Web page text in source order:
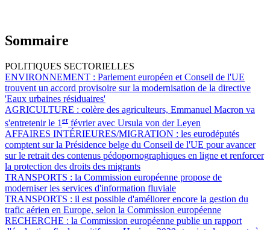
Sommaire
POLITIQUES SECTORIELLES
ENVIRONNEMENT : Parlement européen et Conseil de l'UE
trouvent un accord provisoire sur la modernisation de la directive
'Eaux urbaines résiduaires'
AGRICULTURE : colère des agriculteurs, Emmanuel Macron va
s'entretenir le 1 erfévrier avec Ursula von der Leyen
AFFAIRES INTÉRIEURES/MIGRATION : les eurodéputés
comptent sur la Présidence belge du Conseil de l'UE pour avancer
sur le retrait des contenus pédopornographiques en ligne et renforcer
la protection des droits des migrants
TRANSPORTS : la Commission européenne propose de
moderniser les services d'information fluviale
TRANSPORTS : il est possible d'améliorer encore la gestion du
trafic aérien en Europe, selon la Commission européenne
RECHERCHE : la Commission européenne publie un rapport